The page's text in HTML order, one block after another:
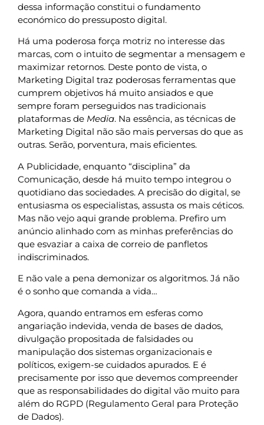
dessa informação constitui o fundamento
económico do pressuposto digital.
Há uma poderosa força motriz no interesse das
marcas, com o intuito de segmentar a mensagem e
maximizar retornos. Deste ponto de vista, o
Marketing Digital traz poderosas ferramentas que
cumprem objetivos há muito ansiados e que
sempre foram perseguidos nas tradicionais
plataformas de Media. Na essência, as técnicas de
Marketing Digital não são mais perversas do que as
outras. Serão, porventura, mais eficientes.
A Publicidade, enquanto “disciplina” da
Comunicação, desde há muito tempo integrou o
quotidiano das sociedades. A precisão do digital, se
entusiasma os especialistas, assusta os mais céticos.
Mas não vejo aqui grande problema. Prefiro um
anúncio alinhado com as minhas preferências do
que esvaziar a caixa de correio de panfletos
indiscriminados.
E não vale a pena demonizar os algoritmos. Já não
é o sonho que comanda a vida…
Agora, quando entramos em esferas como
angariação indevida, venda de bases de dados,
divulgação propositada de falsidades ou
manipulação dos sistemas organizacionais e
políticos, exigem-se cuidados apurados. E é
precisamente por isso que devemos compreender
que as responsabilidades do digital vão muito para
além do RGPD (Regulamento Geral para Proteção
de Dados).